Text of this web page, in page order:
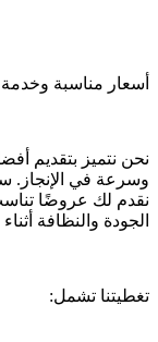
أسعار مناسبة
نحن نتميز بتقديم
وسرعة في الإنجاز.
نقدم لك عروضًا
الجودة والنظافة
تغطيتنا تشمل: